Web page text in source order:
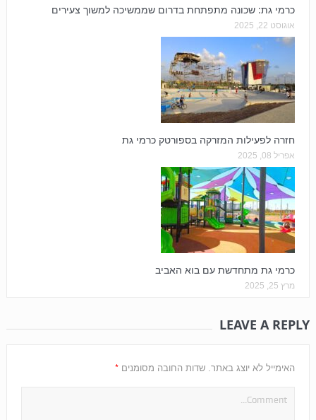
כרמי גת: שכונה מתפתחת בדרום שממשיכה למשוך צעירים
אוגוסט 22, 2025
חזרה לפעילות המזרקה בספורטק כרמי גת
אפריל 08, 2025
כרמי גת מתחדשת עם בוא האביב
מרץ 25, 2025
LEAVE A REPLY
האימייל לא יוצג באתר. שדות החובה מסומנים *